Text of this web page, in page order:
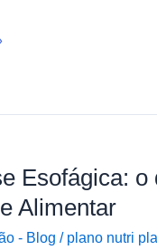
Esofágica: o
Alimentar
- Blog / plano nutri